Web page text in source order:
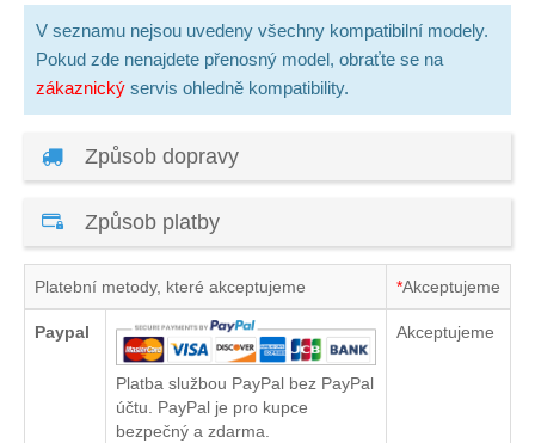
V seznamu nejsou uvedeny všechny kompatibilní modely.
Pokud zde nenajdete přenosný model, obraťte se na
zákaznický servis ohledně kompatibility.
Způsob dopravy
Způsob platby
Platební metody, které akceptujeme *Akceptujeme
Paypal
Platba službou PayPal bez PayPal
účtu. PayPal je pro kupce
bezpečný a zdarma.
Akceptujeme